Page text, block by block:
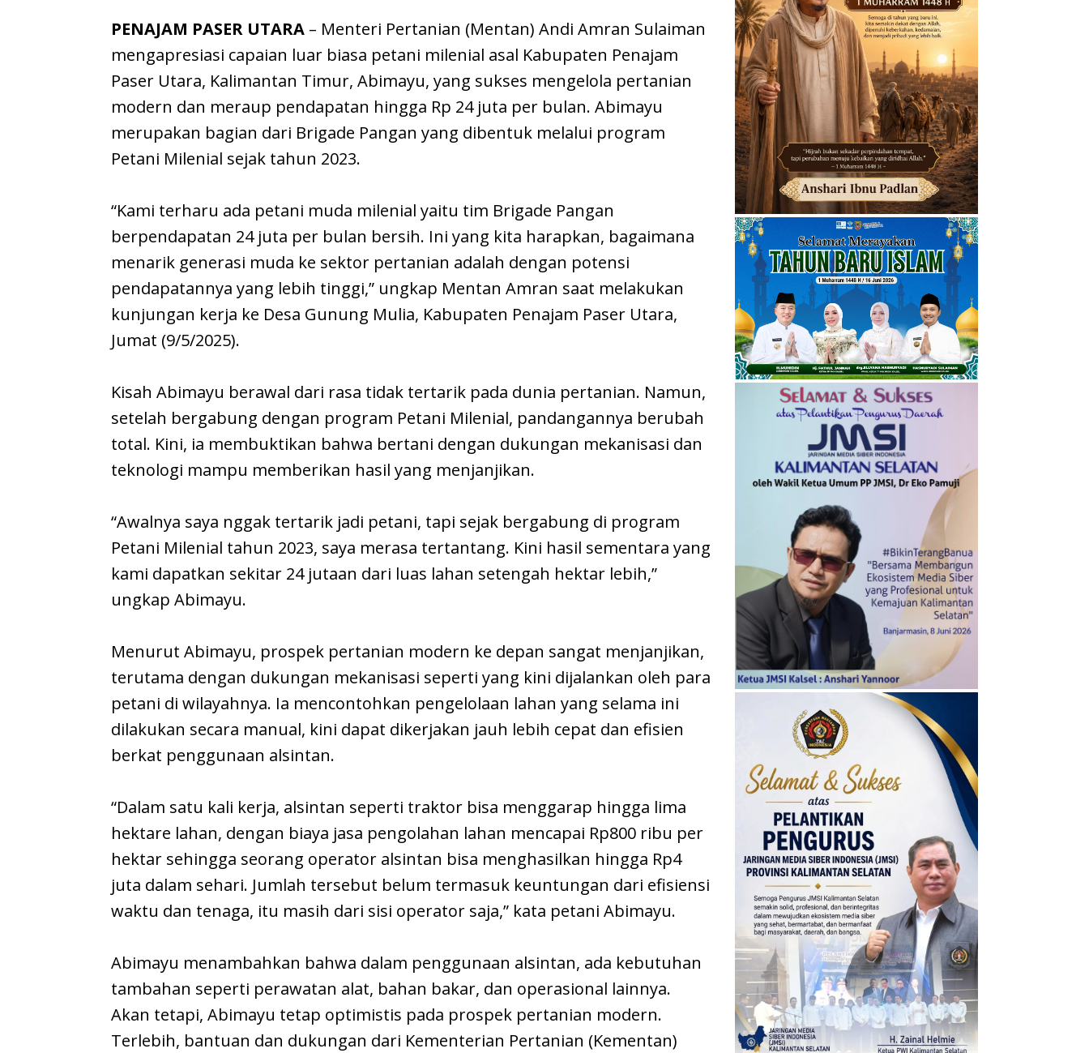
PENAJAM PASER UTARA – Menteri Pertanian (Mentan) Andi Amran Sulaiman
mengapresiasi capaian luar biasa petani milenial asal Kabupaten Penajam
Paser Utara, Kalimantan Timur, Abimayu, yang sukses mengelola pertanian
modern dan meraup pendapatan hingga Rp 24 juta per bulan. Abimayu
merupakan bagian dari Brigade Pangan yang dibentuk melalui program
Petani Milenial sejak tahun 2023.
“Kami terharu ada petani muda milenial yaitu tim Brigade Pangan
berpendapatan 24 juta per bulan bersih. Ini yang kita harapkan, bagaimana
menarik generasi muda ke sektor pertanian adalah dengan potensi
pendapatannya yang lebih tinggi,” ungkap Mentan Amran saat melakukan
kunjungan kerja ke Desa Gunung Mulia, Kabupaten Penajam Paser Utara,
Jumat (9/5/2025).
Kisah Abimayu berawal dari rasa tidak tertarik pada dunia pertanian. Namun,
setelah bergabung dengan program Petani Milenial, pandangannya berubah
total. Kini, ia membuktikan bahwa bertani dengan dukungan mekanisasi dan
teknologi mampu memberikan hasil yang menjanjikan.
“Awalnya saya nggak tertarik jadi petani, tapi sejak bergabung di program
Petani Milenial tahun 2023, saya merasa tertantang. Kini hasil sementara yang
kami dapatkan sekitar 24 jutaan dari luas lahan setengah hektar lebih,”
ungkap Abimayu.
Menurut Abimayu, prospek pertanian modern ke depan sangat menjanjikan,
terutama dengan dukungan mekanisasi seperti yang kini dijalankan oleh para
petani di wilayahnya. Ia mencontohkan pengelolaan lahan yang selama ini
dilakukan secara manual, kini dapat dikerjakan jauh lebih cepat dan efisien
berkat penggunaan alsintan.
“Dalam satu kali kerja, alsintan seperti traktor bisa menggarap hingga lima
hektare lahan, dengan biaya jasa pengolahan lahan mencapai Rp800 ribu per
hektar sehingga seorang operator alsintan bisa menghasilkan hingga Rp4
juta dalam sehari. Jumlah tersebut belum termasuk keuntungan dari efisiensi
waktu dan tenaga, itu masih dari sisi operator saja,” kata petani Abimayu.
Abimayu menambahkan bahwa dalam penggunaan alsintan, ada kebutuhan
tambahan seperti perawatan alat, bahan bakar, dan operasional lainnya.
Akan tetapi, Abimayu tetap optimistis pada prospek pertanian modern.
Terlebih, bantuan dan dukungan dari Kementerian Pertanian (Kementan)